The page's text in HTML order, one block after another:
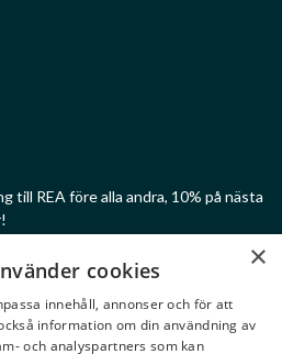
till REA före alla andra, 10% på nästa
mig rabatter!
×
cookies
innehåll, annonser och för att
information om din användning av
och analyspartners som kan